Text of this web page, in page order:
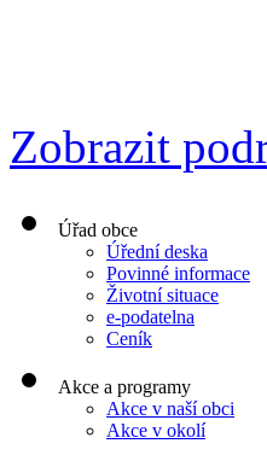
Zobrazit
Úřad obce
Úřední deska
Povinné informace
Životní situace
e-podatelna
Ceník
Akce a programy
Akce v naší obci
Akce v okolí